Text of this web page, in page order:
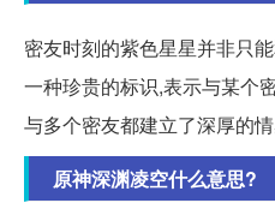
密友时刻的紫色星星并非只
一种珍贵的标识,表示与某个
与多个密友都建立了深厚的
原神深渊凌空什么意思?